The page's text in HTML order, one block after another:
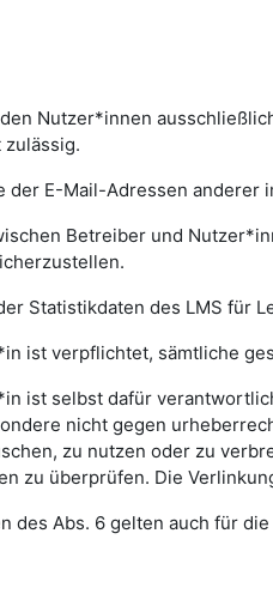
den Nutzer*innen
zulässig.
der E-Mail-Adressen
Betreiber und
Statistikdaten des LMS für
ist verpflichtet, sämtliche
ist selbst dafür
nicht gegen
zu nutzen oder zu
zu überprüfen. Die
des Abs. 6 gelten auch für